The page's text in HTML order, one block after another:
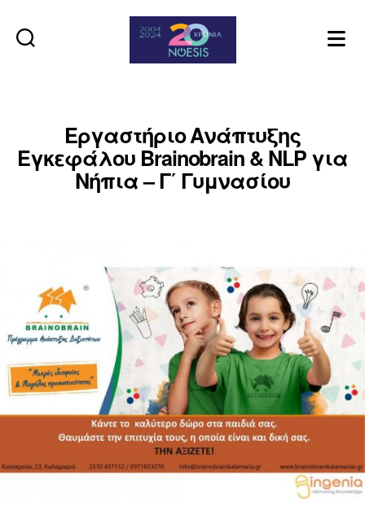
Εργαστήριo Ανάπτυξης
Εγκεφάλου Brainobrain & NLP για
Νήπια – Γ΄ Γυμνασίου